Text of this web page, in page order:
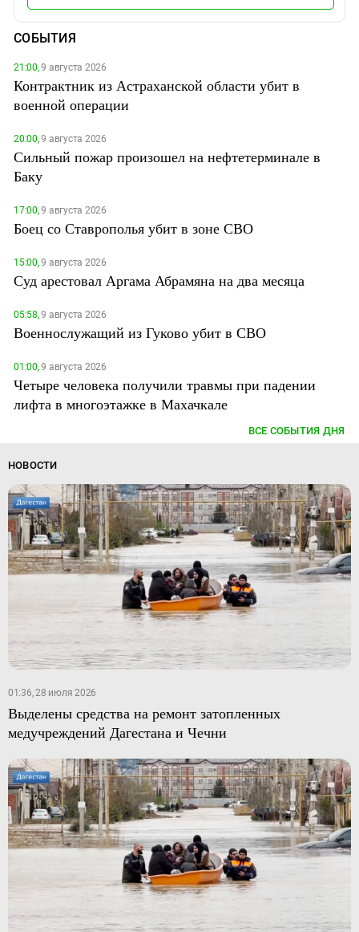
СОБЫТИЯ
21:00,9 августа 2026
Контрактник из Астраханской области убит в
военной операции
20:00,9 августа 2026
Сильный пожар произошел на нефтетерминале в
Баку
17:00,9 августа 2026
Боец со Ставрополья убит в зоне СВО
15:00,9 августа 2026
Суд арестовал Аргама Абрамяна на два месяца
05:58,9 августа 2026
Военнослужащий из Гуково убит в СВО
01:00,9 августа 2026
Четыре человека получили травмы при падении
лифта в многоэтажке в Махачкале
ВСЕ СОБЫТИЯ ДНЯ
НОВОСТИ
01:36, 28 июля 2026
Выделены средства на ремонт затопленных
медучреждений Дагестана и Чечни